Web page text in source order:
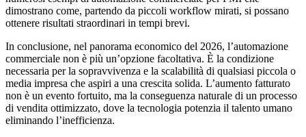
dimostrano come, partendo da piccoli workflow mirati, si possano
ottenere risultati straordinari in tempi brevi.
In conclusione, nel panorama economico del 2026, l’automazione
commerciale non è più un’opzione facoltativa. È la condizione
necessaria per la sopravvivenza e la scalabilità di qualsiasi piccola o
media impresa che aspiri a una crescita solida. L’aumento fatturato
non è un evento fortuito, ma la conseguenza naturale di un processo
di vendita ottimizzato, dove la tecnologia potenzia il talento umano
eliminando l’inefficienza.